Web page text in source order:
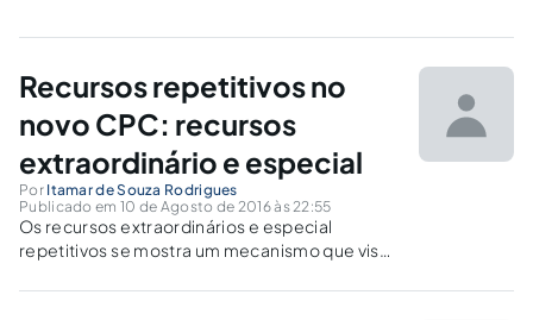
Recursos repetitivos no
novo CPC: recursos
extraordinário e especial
Por Itamar de Souza Rodrigues
Publicado em 10 de Agosto de 2016 às 22:55
Os recursos extraordinários e especial
repetitivos se mostra um mecanismo que visa
repetitivas nos tribunais superiores,